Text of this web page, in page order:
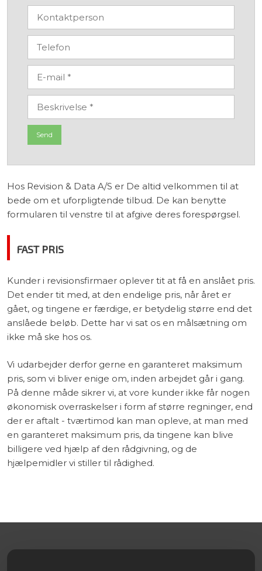
Hos Revision & Data A/S er De altid velkommen til at
bede om et uforpligtende tilbud. De kan benytte
formularen til venstre til at afgive deres forespørgsel.
FAST PRIS
Kunder i revisionsfirmaer oplever tit at få en anslået pris.
Det ender tit med, at den endelige pris, når året er
gået, og tingene er færdige, er betydelig større end det
anslåede beløb. Dette har vi sat os en målsætning om
ikke må ske hos os.​
Vi udarbejder derfor gerne en garanteret maksimum
pris, som vi bliver enige om, inden arbejdet går i gang.
På denne måde sikrer vi, at vore kunder ikke får nogen
økonomisk overraskelser i form af større regninger, end
der er aftalt - tværtimod kan man opleve, at man med
en garanteret maksimum pris, da tingene kan blive
billigere ved hjælp af den rådgivning, og de
hjælpemidler vi stiller til rådighed.​